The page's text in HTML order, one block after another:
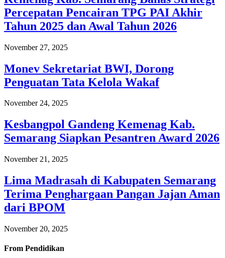
Percepatan Pencairan TPG PAI Akhir
Tahun 2025 dan Awal Tahun 2026
November 27, 2025
Monev Sekretariat BWI, Dorong
Penguatan Tata Kelola Wakaf
November 24, 2025
Kesbangpol Gandeng Kemenag Kab.
Semarang Siapkan Pesantren Award 2026
November 21, 2025
Lima Madrasah di Kabupaten Semarang
Terima Penghargaan Pangan Jajan Aman
dari BPOM
November 20, 2025
From Pendidikan